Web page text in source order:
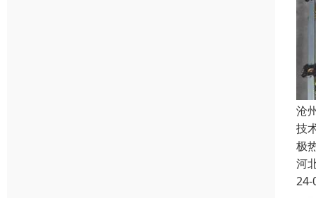
沧
技
极
河
24-